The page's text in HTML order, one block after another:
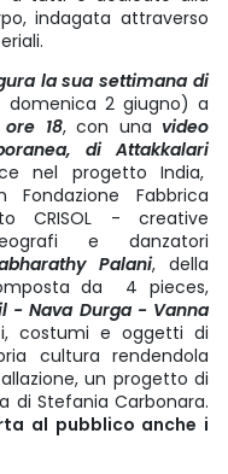
indagata attraverso
la sua settimana di
domenica 2 giugno) a
18, con unavideo
di Attakkalari
nel progetto India,
Fabbrica
CRISOL - creative
e danzatori
Palani, della
da 4 pieces,
- Nava Durga - Vanna
costumi e oggetti di
cultura rendendola
un progetto di
di Stefania Carbonara.
al pubblico anche i